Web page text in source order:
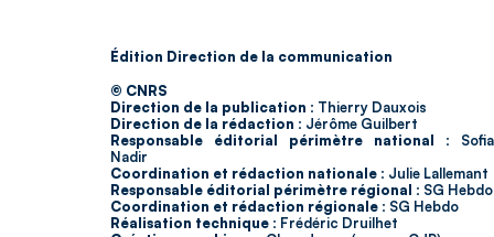
Édition Direction de la communication
© CNRS
Direction de la publication : Thierry Dauxois
Direction de la rédaction : Jérôme Guilbert
Responsable éditorial périmètre national : Sofia
Nadir
Coordination et rédaction nationale : Julie Lallemant
Responsable éditorial périmètre régional : SG Hebdo
Coordination et rédaction régionale : SG Hebdo
Réalisation technique : Frédéric Druilhet